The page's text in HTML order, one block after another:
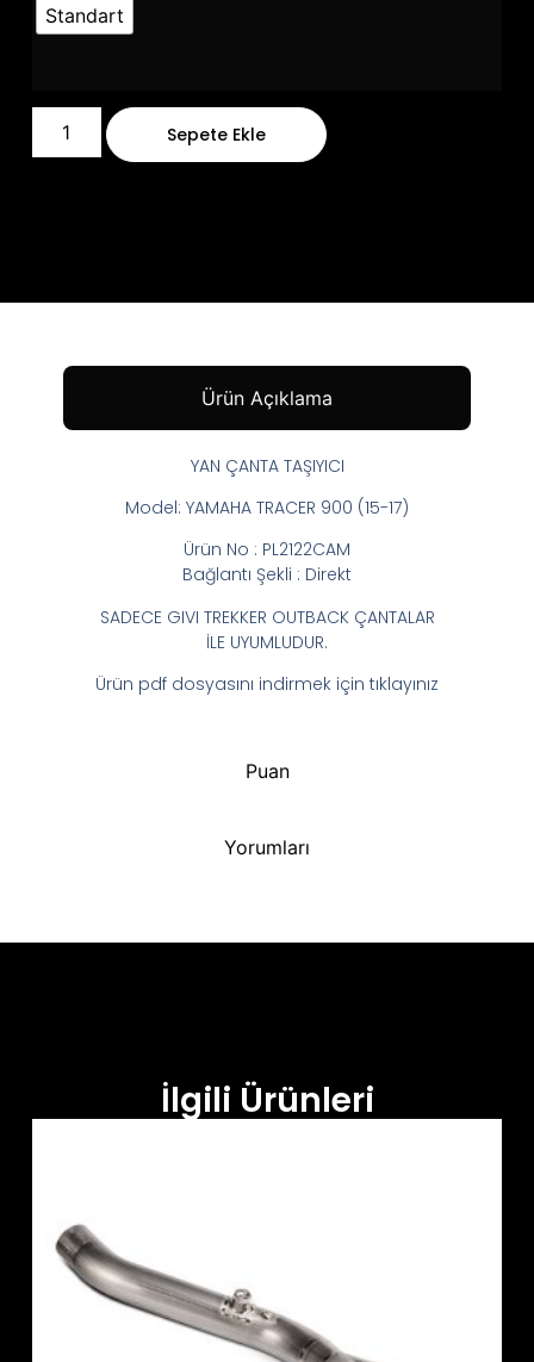
Standart
Sepete Ekle
Ürün Açıklama
Puan
Yorumları
YAN ÇANTA TAŞIYICI
Model: YAMAHA TRACER 900 (15-17)
Ürün No : PL2122CAM
Bağlantı Şekli : Direkt
SADECE GIVI TREKKER OUTBACK ÇANTALAR
İLE UYUMLUDUR.
Ürün pdf dosyasını indirmek için tıklayınız
İlgili Ürünleri